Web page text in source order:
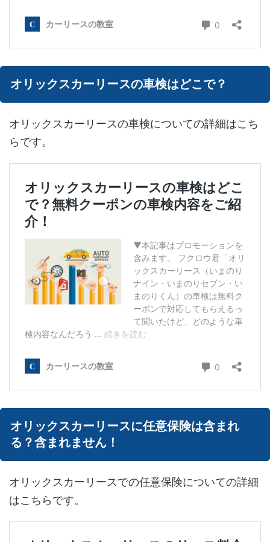
オリックスカーリースの車検はどこで？
オリックスカーリースの車検についての詳細はこち
らです。
オリックスカーリースに任意保険は含まれ
る？含まれません！
オリックスカーリースでの任意保険についての詳細
はこちらです。